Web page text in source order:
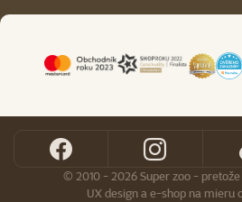
© 2010 - 2026 Super zoo -
UX designa e-shop na mieru